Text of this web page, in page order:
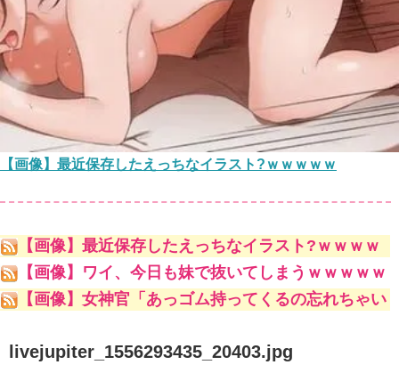
【画像】最近保存したえっちなイラスト?ｗｗｗｗｗ
【画像】最近保存したえっちなイラスト?ｗｗｗｗ
ｗ
【画像】ワイ、今日も妹で抜いてしまうｗｗｗｗｗ
【画像】女神官「あっゴム持ってくるの忘れちゃい
神官「やっ！な、生はダメ！あん///」
livejupiter_1556293435_20403.jpg